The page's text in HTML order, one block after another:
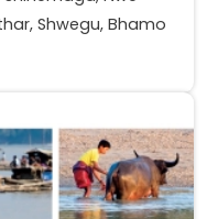
Shwegu, Bhamo